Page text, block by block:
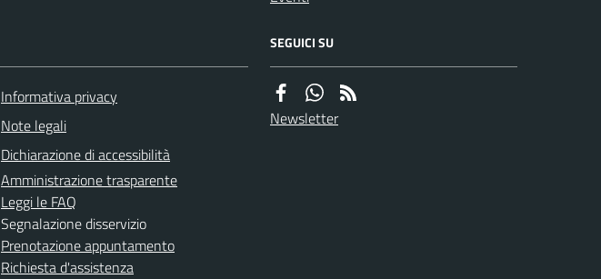
Informativa privacy
Note legali
Dichiarazione di accessibilità
Amministrazione trasparente
Leggi le FAQ
Segnalazione disservizio
Prenotazione appuntamento
Richiesta d'assistenza
SEGUICI SU
Newsletter